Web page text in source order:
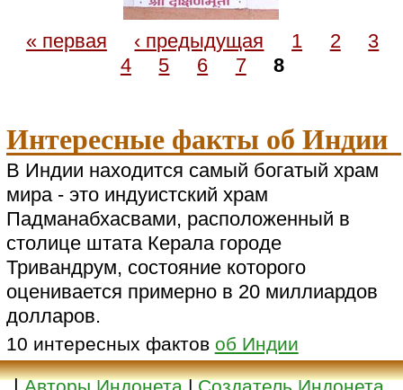
« первая ‹ предыдущая 1 2
3
4
5 6 7 8
Интересные факты об Индии
В Индии находится самый богатый храм
мира - это индуистский храм
Падманабхасвами, расположенный в
столице штата Керала городе
Тривандрум, состояние которого
оценивается примерно в 20 миллиардов
долларов.
10 интересных фактов об Индии